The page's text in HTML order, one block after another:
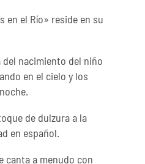
en el Río» reside en su
del nacimiento del niño
en el cielo y los
de dulzura a la
en español.
canta a menudo con